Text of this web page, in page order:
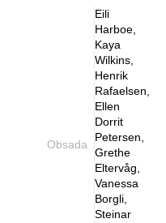
Obsada
Eili
Harboe,
Kaya
Wilkins,
Henrik
Rafaelsen,
Ellen
Dorrit
Petersen,
Grethe
Eltervåg,
Vanessa
Borgli,
Steinar